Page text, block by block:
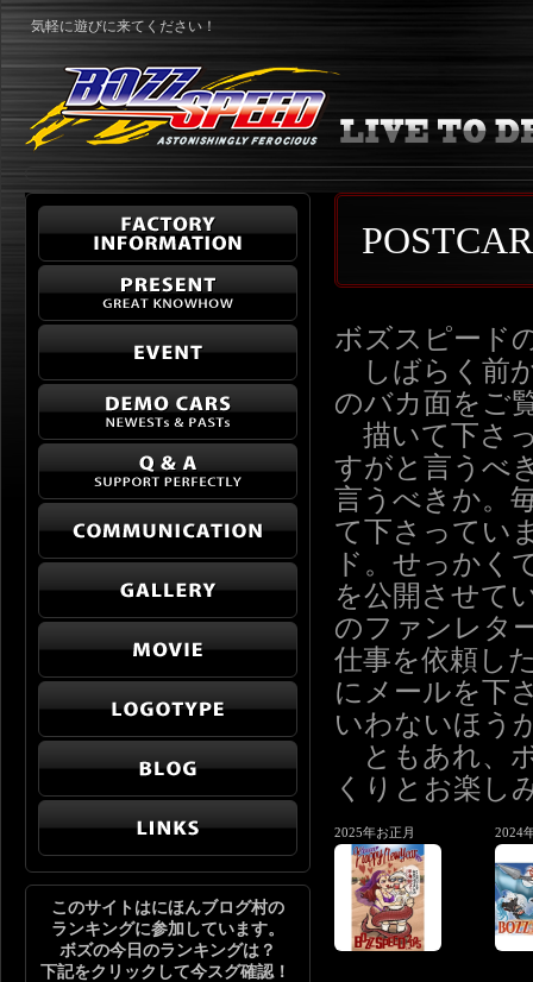
気軽に遊びに来てください！
ボズスピード
しばらく前
のバカ面をご
描いて下さ
すがと言うべ
言うべきか。
て下さってい
ド。せっかく
を公開させて
のファンレタ
仕事を依頼し
にメールを下
いわないほう
ともあれ、
くりとお楽し
2025年お正月 2024
このサイトはにほんブログ村の
ランキングに参加しています。
ボズの今日のランキングは？
下記をクリックして今スグ確認！